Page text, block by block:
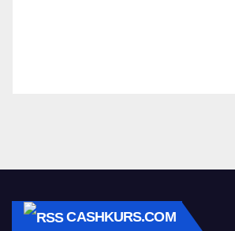
CASHKURS.COM